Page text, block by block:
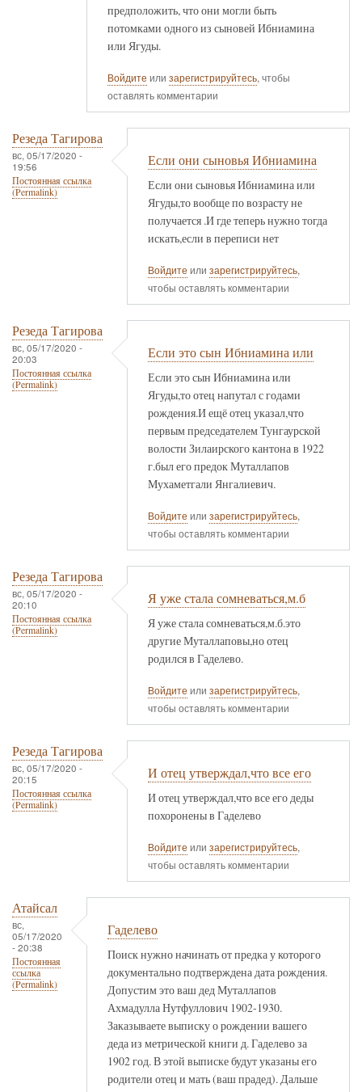
предположить, что они могли быть
потомками одного из сыновей Ибниамина
или Ягуды.
Войдите или зарегистрируйтесь, чтобы
оставлять комментарии
Резеда Тагирова
вс, 05/17/2020 -
19:56
Постоянная ссылка
(Permalink)
Если они сыновья Ибниамина
Если они сыновья Ибниамина или
Ягуды,то вообще по возрасту не
получается .И где теперь нужно тогда
искать,если в переписи нет
Войдите или зарегистрируйтесь,
чтобы оставлять комментарии
Резеда Тагирова
вс, 05/17/2020 -
20:03
Постоянная ссылка
(Permalink)
Если это сын Ибниамина или
Если это сын Ибниамина или
Ягуды,то отец напутал с годами
рождения.И ещё отец указал,что
первым председателем Тунгаурской
волости Зилаирского кантона в 1922
г.был его предок Муталлапов
Мухаметгали Янгалиевич.
Войдите или зарегистрируйтесь,
чтобы оставлять комментарии
Резеда Тагирова
вс, 05/17/2020 -
20:10
Постоянная ссылка
(Permalink)
Я уже стала сомневаться,м.б
Я уже стала сомневаться,м.б.это
другие Муталлаповы,но отец
родился в Гаделево.
Войдите или зарегистрируйтесь,
чтобы оставлять комментарии
Резеда Тагирова
вс, 05/17/2020 -
20:15
Постоянная ссылка
(Permalink)
И отец утверждал,что все его
И отец утверждал,что все его деды
похоронены в Гаделево
Войдите или зарегистрируйтесь,
чтобы оставлять комментарии
Атайсал
вс,
05/17/2020
- 20:38
Постоянная
ссылка
(Permalink)
Гаделево
Поиск нужно начинать от предка у которого
документально подтверждена дата рождения.
Допустим это ваш дед Муталлапов
Ахмадулла Нутфуллович 1902-1930.
Заказываете выписку о рождении вашего
деда из метрической книги д. Гаделево за
1902 год. В этой выписке будут указаны его
родители отец и мать (ваш прадед). Дальше